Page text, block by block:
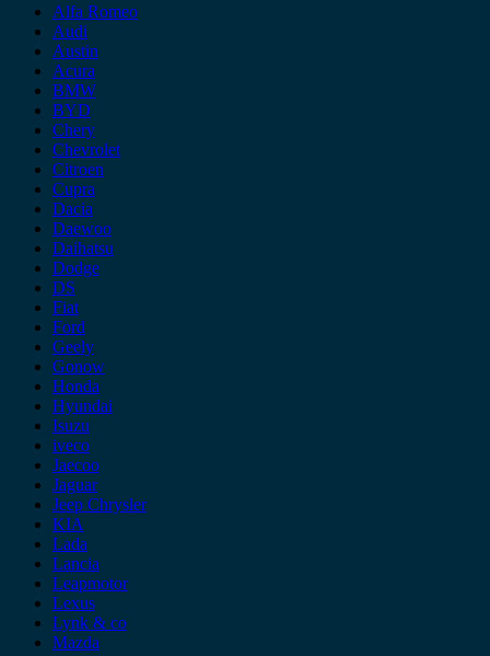
Alfa Romeo
Audi
Austin
Acura
BMW
BYD
Chery
Chevrolet
Citroen
Cupra
Dacia
Daewoo
Daihatsu
Dodge
DS
Fiat
Ford
Geely
Gonow
Honda
Hyundai
Isuzu
iveco
Jaecoo
Jaguar
Jeep Chrysler
KIA
Lada
Lancia
Leapmotor
Lexus
Lynk & co
Mazda